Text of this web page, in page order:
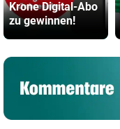
Krone Digital-Abo
zu gewinnen!